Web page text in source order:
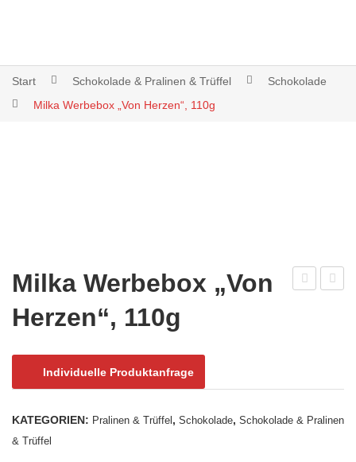
Start Schokolade & Pralinen & Trüffel
Schokolade
Milka Werbebox „Von Herzen“, 110g
che
che
Milka Werbebox „Von
Herzen“, 110g
Individuelle Produktanfrage
KATEGORIEN: Pralinen & Trüffel , Schokolade, Schokolade & Pralinen
& Trüffel